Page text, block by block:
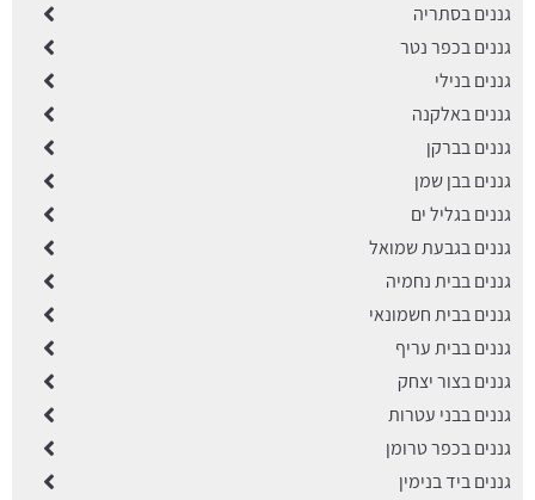
גננים בסתריה
גננים בכפר נטר
גננים בנילי
גננים באלקנה
גננים בברקן
גננים בבן שמן
גננים בגליל ים
גננים בגבעת שמואל
גננים בבית נחמיה
גננים בבית חשמונאי
גננים בבית עריף
גננים בצור יצחק
גננים בבני עטרות
גננים בכפר טרומן
גננים ביד בנימין